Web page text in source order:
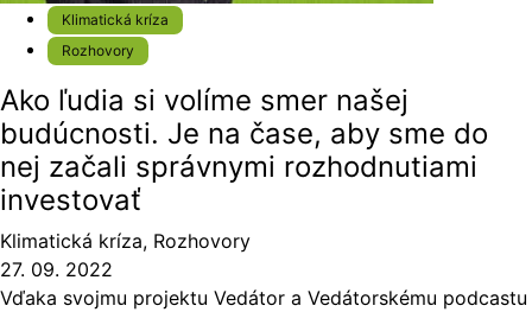
Klimatická kríza
Rozhovory
Ako ľudia si volíme smer našej
budúcnosti. Je na čase, aby sme do
nej začali správnymi rozhodnutiami
investovať
Klimatická kríza, Rozhovory
27. 09. 2022
Vďaka svojmu projektu Vedátor a Vedátorskému podcastu